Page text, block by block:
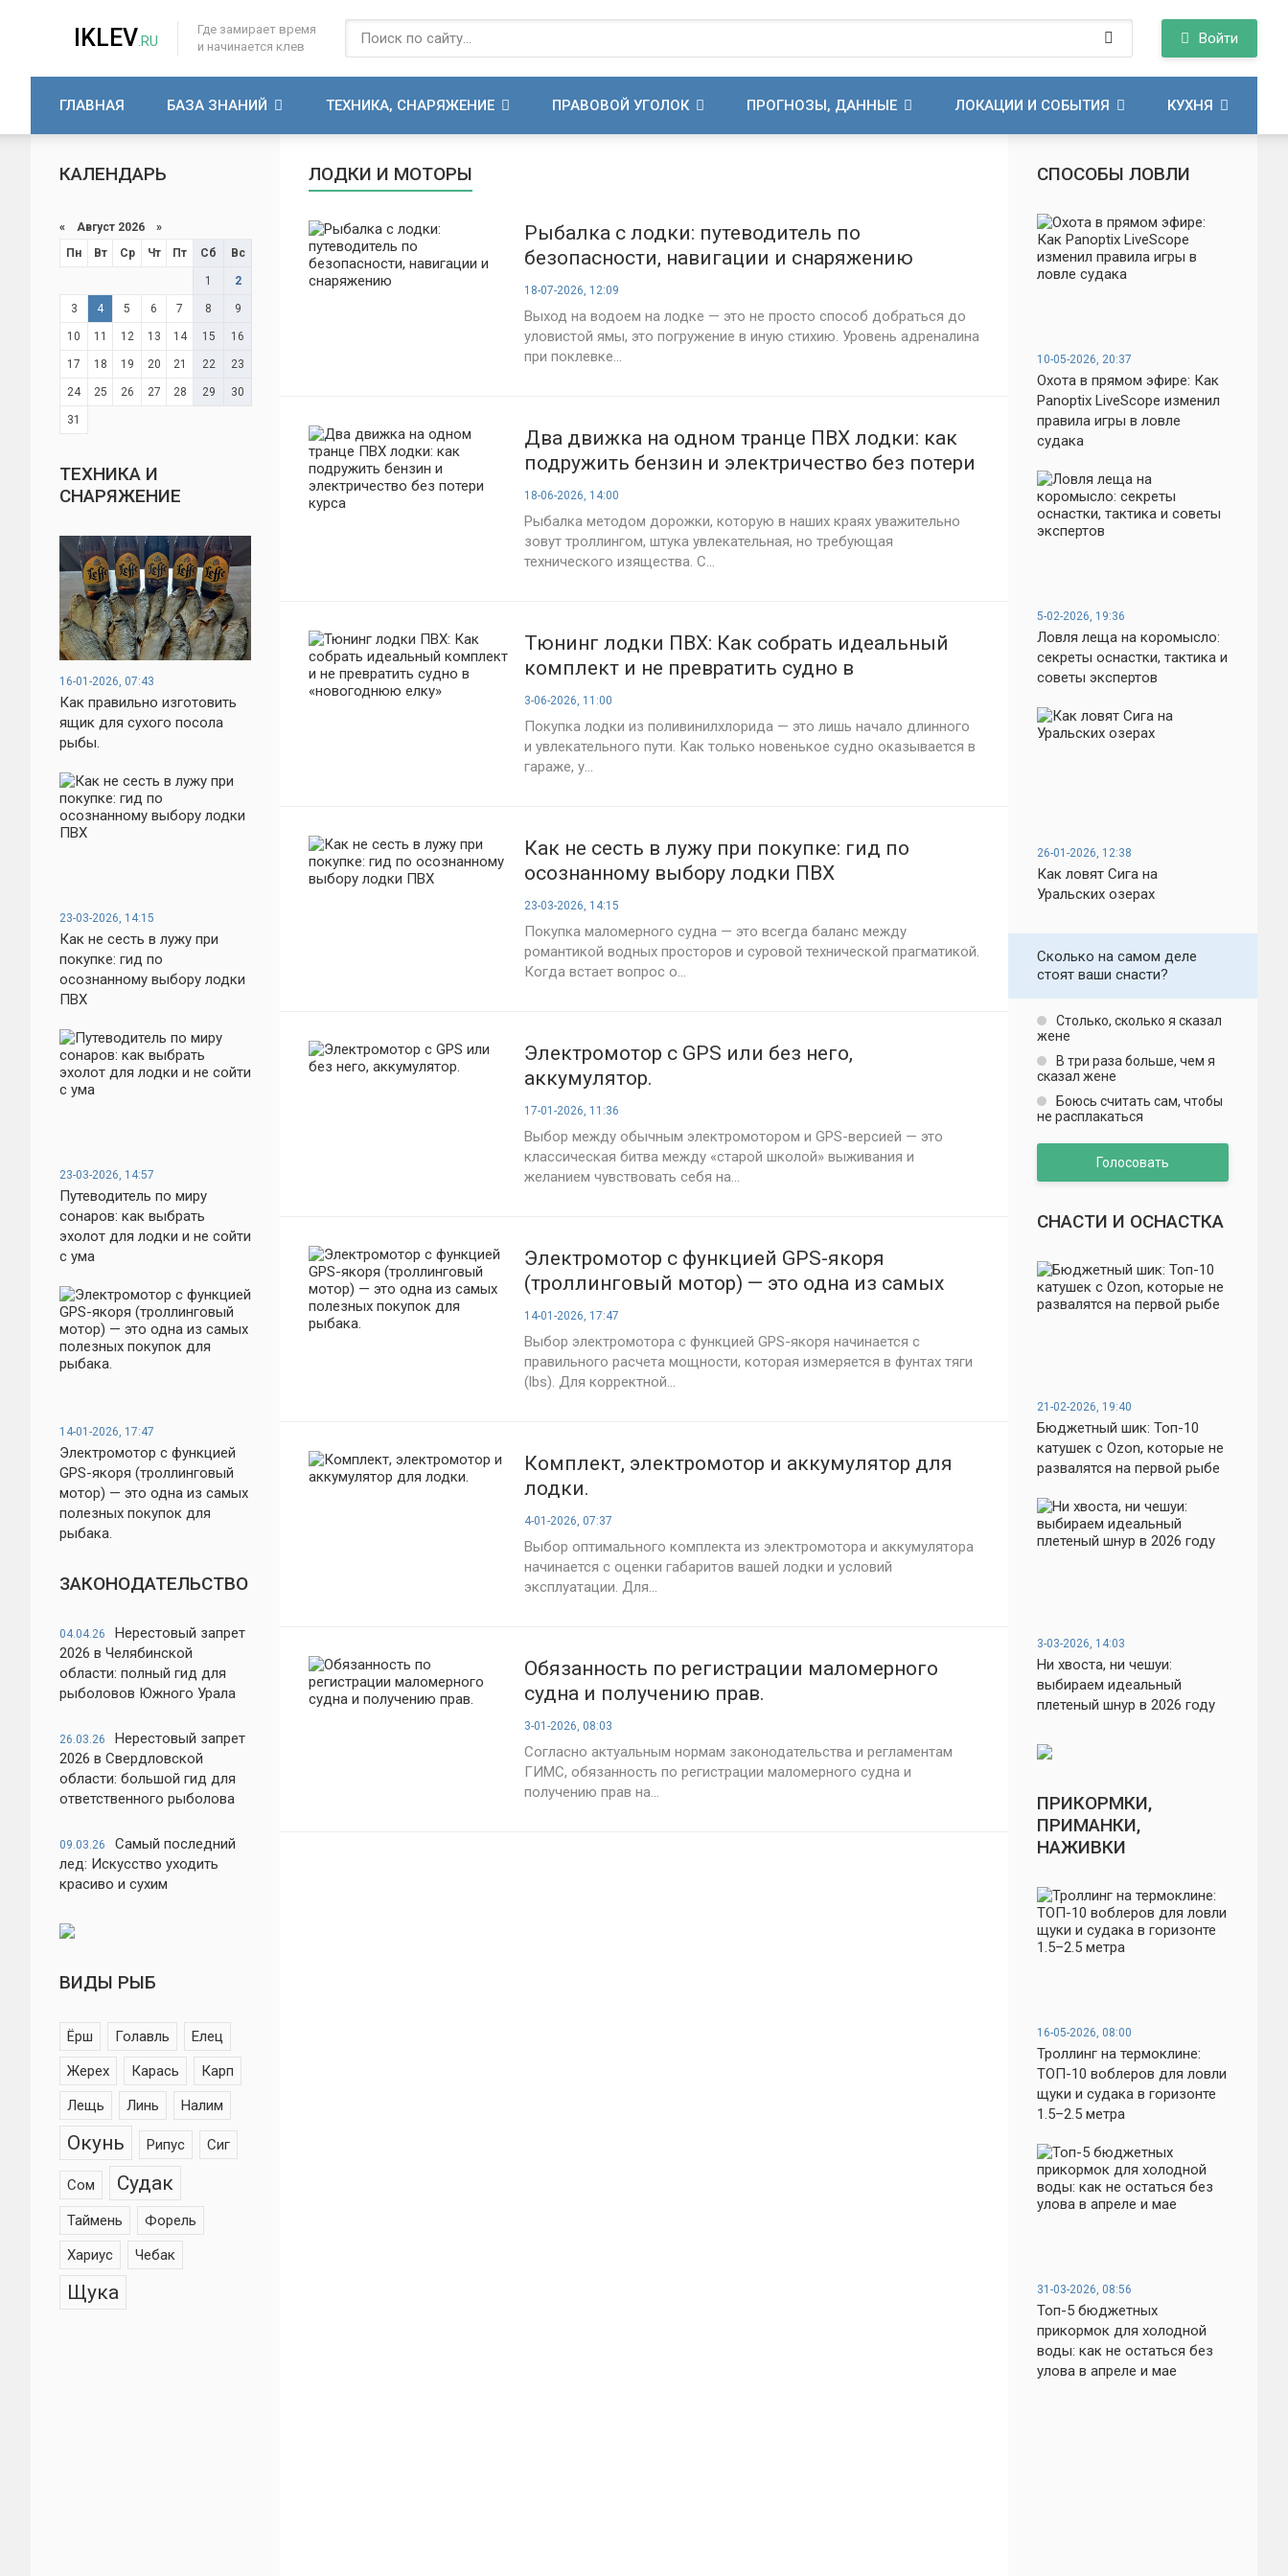
IKLEV.RU
Где замирает время
и начинается клев
Войти
ГЛАВНАЯ БАЗА ЗНАНИЙ ТЕХНИКА, СНАРЯЖЕНИЕ ПРАВОВОЙ УГОЛОК ПРОГНОЗЫ, ДАННЫЕ ЛОКАЦИИ И СОБЫТИЯ КУХНЯ
КАЛЕНДАРЬ
« Август 2026 »
Пн
Вт Ср Чт Пт Сб Вс
1 2
3 4 5 6 7 8 9
10 11 12 13 14 15 16
17 18 19 20 21 22 23
24 25 26 27 28 29 30
31
ТЕХНИКА И
СНАРЯЖЕНИЕ
16-01-2026, 07:43
Как правильно изготовить
ящик для сухого посола
рыбы.
23-03-2026, 14:15
Как не сесть в лужу при
покупке: гид по
осознанному выбору лодки
ПВХ
23-03-2026, 14:57
Путеводитель по миру
сонаров: как выбрать
эхолот для лодки и не сойти
с ума
14-01-2026, 17:47
Электромотор с функцией
GPS-якоря (троллинговый
мотор) — это одна из самых
полезных покупок для
рыбака.
ЗАКОНОДАТЕЛЬСТВО
04.04.26
Нерестовый запрет
2026 в Челябинской
области: полный гид для
рыболовов Южного Урала
26.03.26
Нерестовый запрет
2026 в Свердловской
области: большой гид для
ответственного рыболова
09.03.26
Самый последний
лед: Искусство уходить
красиво и сухим
ВИДЫ РЫБ
Ёрш Голавль
Елец
Жерех
Карась
Карп
Лещь
Линь Налим
Окунь Рипус Сиг
Сом Судак
Таймень
Форель
Хариус
Чебак
Щука
ЛОДКИ И МОТОРЫ
Рыбалка с лодки: путеводитель по
безопасности, навигации и снаряжению
18-07-2026, 12:09
Выход на водоем на лодке — это не просто способ добраться до
уловистой ямы, это погружение в иную стихию. Уровень адреналина
при поклевке...
Два движка на одном транце ПВХ лодки: как
подружить бензин и электричество без потери
курса
18-06-2026, 14:00
Рыбалка методом дорожки, которую в наших краях уважительно
зовут троллингом, штука увлекательная, но требующая
технического изящества. С...
Тюнинг лодки ПВХ: Как собрать идеальный
комплект и не превратить судно в
«новогоднюю елку»
3-06-2026, 11:00
Покупка лодки из поливинилхлорида — это лишь начало длинного
и увлекательного пути. Как только новенькое судно оказывается в
гараже, у...
Как не сесть в лужу при покупке: гид по
осознанному выбору лодки ПВХ
23-03-2026, 14:15
Покупка маломерного судна — это всегда баланс между
романтикой водных просторов и суровой технической прагматикой.
Когда встает вопрос о...
Электромотор с GPS или без него,
аккумулятор.
17-01-2026, 11:36
Выбор между обычным электромотором и GPS-версией — это
классическая битва между «старой школой» выживания и
желанием чувствовать себя на...
Электромотор с функцией GPS-якоря
(троллинговый мотор) — это одна из самых
полезных покупок для рыбака.
14-01-2026, 17:47
Выбор электромотора с функцией GPS-якоря начинается с
правильного расчета мощности, которая измеряется в фунтах тяги
(lbs). Для корректной...
Комплект, электромотор и аккумулятор для
лодки.
4-01-2026, 07:37
Выбор оптимального комплекта из электромотора и аккумулятора
начинается с оценки габаритов вашей лодки и условий
эксплуатации. Для...
Обязанность по регистрации маломерного
судна и получению прав.
3-01-2026, 08:03
Согласно актуальным нормам законодательства и регламентам
ГИМС, обязанность по регистрации маломерного судна и
получению прав на...
СПОСОБЫ ЛОВЛИ
10-05-2026, 20:37
Охота в прямом эфире: Как
Panoptix LiveScope изменил
правила игры в ловле
судака
5-02-2026, 19:36
Ловля леща на коромысло:
секреты оснастки, тактика и
советы экспертов
26-01-2026, 12:38
Как ловят Сига на
Уральских озерах
Сколько на самом деле
стоят ваши снасти?
Столько, сколько я сказал
жене
В три раза больше, чем я
сказал жене
Боюсь считать сам, чтобы
не расплакаться
Голосовать
СНАСТИ И ОСНАСТКА
21-02-2026, 19:40
Бюджетный шик: Топ-10
катушек с Ozon, которые не
развалятся на первой рыбе
3-03-2026, 14:03
Ни хвоста, ни чешуи:
выбираем идеальный
плетеный шнур в 2026 году
ПРИКОРМКИ,
ПРИМАНКИ,
НАЖИВКИ
16-05-2026, 08:00
Троллинг на термоклине:
ТОП-10 воблеров для ловли
щуки и судака в горизонте
1.5–2.5 метра
31-03-2026, 08:56
Топ-5 бюджетных
прикормок для холодной
воды: как не остаться без
улова в апреле и мае